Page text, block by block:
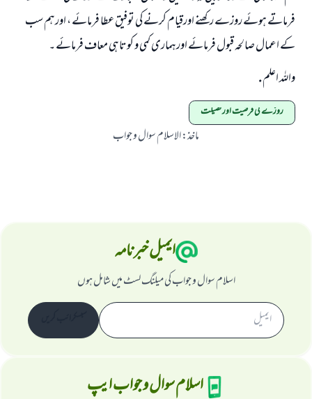
فرماتے ہوئے روزے رکھنے اورقیام کرنے کی توفیق عطا فرمائے ، اورہم سب
کے اعمال صالحہ قبول فرمائے اورہماری کمی و کوتاہی معاف فرمائے ۔
واللہ اعلم .
روزے کی فرضیت اور فضیلت
ماخذ:الاسلام سوال و جواب
ایمیل خبرنامہ
اسلام سوال و جواب کی میلنگ لسٹ میں شامل ہوں
اسلام سوال و جواب ایپ